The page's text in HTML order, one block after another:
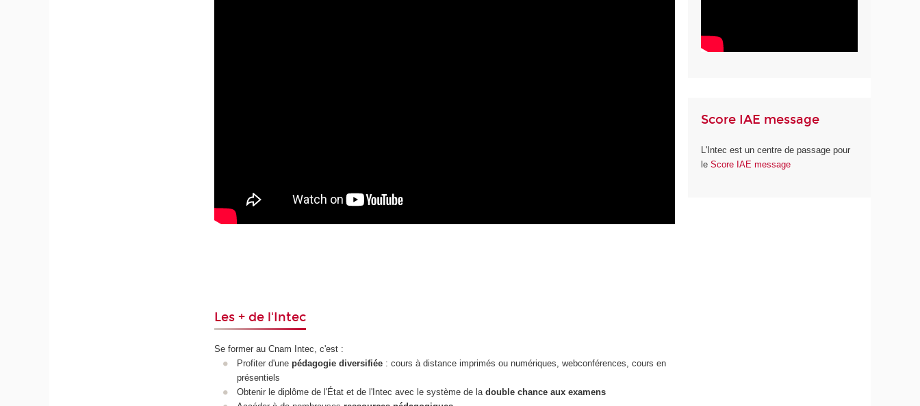
Les + de l'Intec
Se former au Cnam Intec, c'est :
Profiter d'une pédagogie diversifiée: cours à distance imprimés ou numériques, webconférences, cours en
présentiels
Obtenir le diplôme de l'État et de l'Intec avec le système de la double chance aux examens
Score IAE message
L'Intec est un centre de passage pour
leScore IAE message